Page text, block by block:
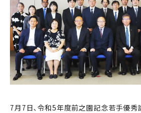
7月7日、令和5年度前之園記念若手優